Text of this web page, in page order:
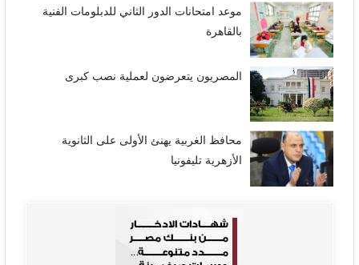
موعد امتحانات الدور الثاني للدبلومات الفنية
بالقاهرة
المصريون يتعرضون لعملية نصب كبرى
محافظ الغربية يهنئ الأولى على الثانوية
الأزهرية تليفونيا